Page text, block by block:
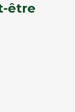
être